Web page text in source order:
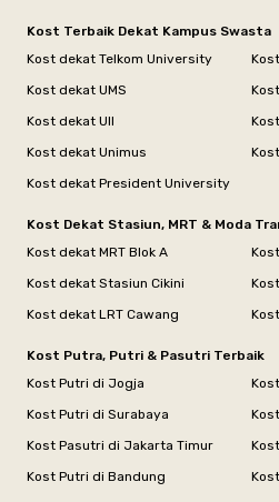
Kost Terbaik Dekat Kampus Swasta
Kost dekat Telkom University
Kost dekat UMS
Kost dekat UII
Kost dekat Unimus
Kost dekat President University
Kost Dekat Stasiun, MRT & Moda
Kost dekat MRT Blok A
Kost dekat Stasiun Cikini
Kost dekat LRT Cawang
Kost Putra, Putri & Pasutri Terbaik
Kost Putri di Jogja
Kost Putri di Surabaya
Kost Pasutri di Jakarta Timur
Kost Putri di Bandung